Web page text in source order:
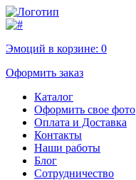
Эмоций в корзине: 0
Оформить заказ
Каталог
Оформить свое фото
Оплата и Доставка
Контакты
Наши работы
Блог
Сотрудничество